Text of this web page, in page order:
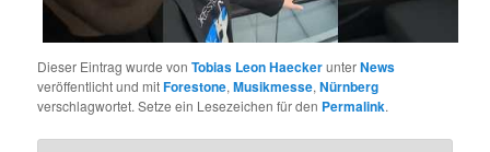
Dieser Eintrag wurde vonTobias Leon HaeckerunterNews
veröffentlicht und mitForestone,Musikmesse,Nürnberg
verschlagwortet. Setze ein Lesezeichen für den Permalink.